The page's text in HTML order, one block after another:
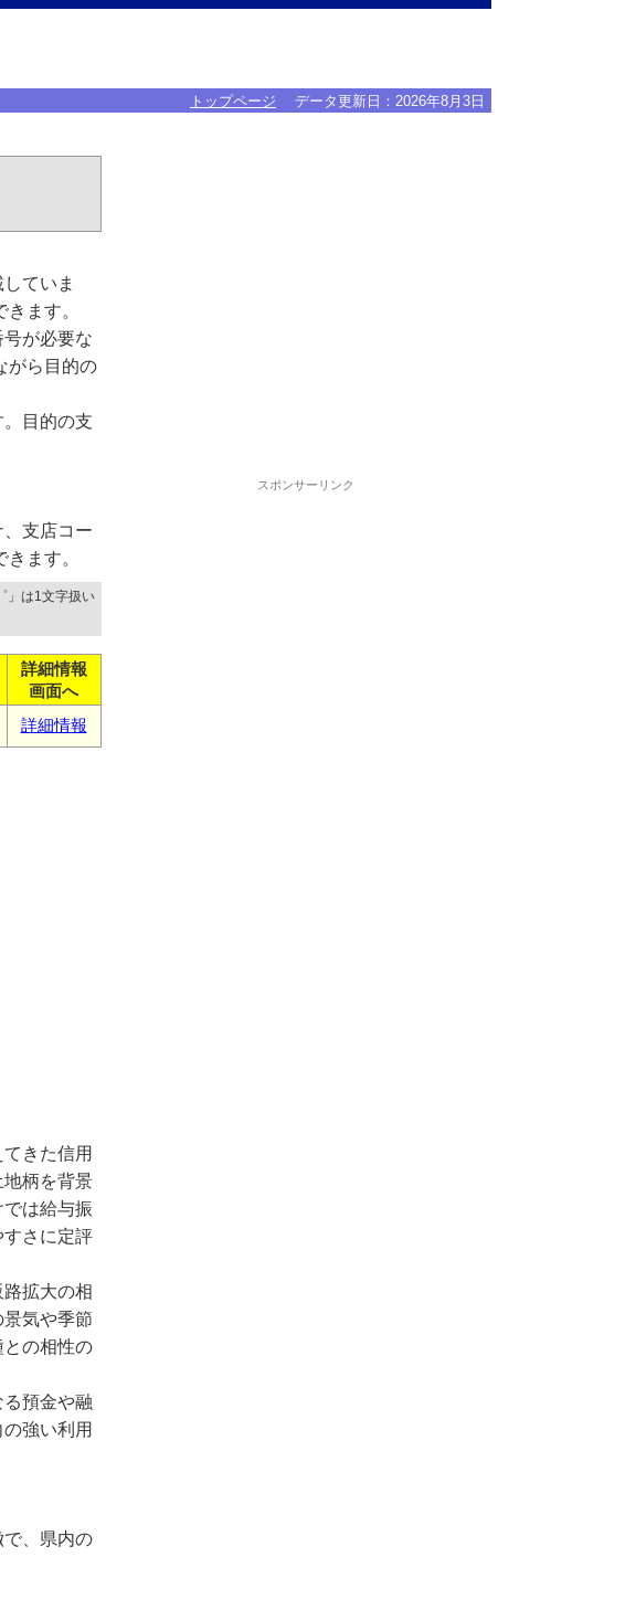
トップページ データ更新日： 2026年8月3日
ていま
ます。
が必要な
がら目的の
目的の支
支店コー
ます。
」は1文字扱い
詳細情報
画面へ
詳細情報
きた信用
柄を背景
は給与振
さに定評
拡大の相
気や季節
の相性の
預金や融
強い利用
、県内の
スポンサーリンク